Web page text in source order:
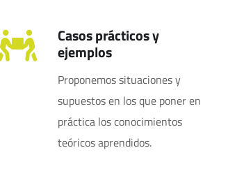
Casos prácticos y
ejemplos
Proponemos situaciones y
supuestos en los que poner en
práctica los conocimientos
teóricos aprendidos.